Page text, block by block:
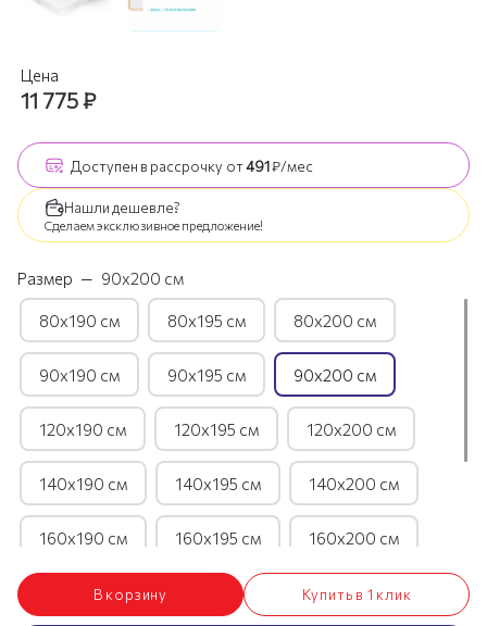
Цена
11 775₽
Доступен в рассрочку от491₽/мес
Нашли дешевле?
Сделаем эксклюзивное предложение!
Размер — 90х200 см
80х190 см 80х195 см 80х200 см
90х190 см 90х195 см 90х200 см
120х190 см 120х195 см 120х200 см
140х190 см 140х195 см 140х200 см
160х190 см 160х195 см 160х200 см
180х190 см 180х195 см 180х200 см
В корзину Купить в 1 клик